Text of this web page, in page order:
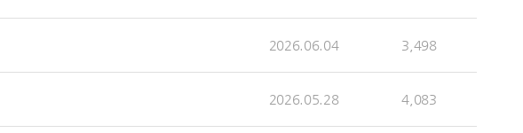
2026.06.04 3,498
2026.05.28 4,083